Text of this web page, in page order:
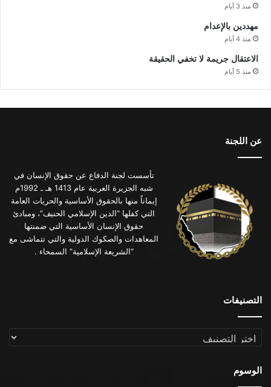
منذ 3 أيام
مهددين بالإعدام
منذ 4 أيام
الاعتقال جريمة لا تخفي الحقيقة
منذ 5 أيام
عن اللجنة
تأسست لجنة الدفاع عن حقوق الإنسان في
شبه الجزيرة العربية عام 1413 هـ ـ 1992م
إيماناً منها بالحقوق الأساسية والحريات العامة
التي كفلها “الدين الإسلامي الحنيف”، ومبادئ
حقوق الإنسان الأساسية التي ضمنتها
المعاهدات والصكوك الدولية والتي تتماشى مع
“الشريعة الإسلامية” السمحاء .
التصنيفات
التصنيفات
الوسوم